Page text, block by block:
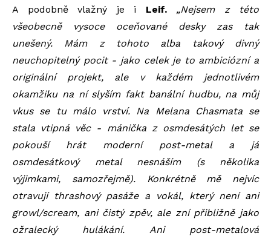
A podobně vlažný je i Leif. „Nejsem z této
všeobecně vysoce oceňované desky zas tak
unešený. Mám z tohoto alba takový divný
neuchopitelný pocit - jako celek je to ambiciózní a
originální projekt, ale v každém jednotlivém
okamžiku na ní slyším fakt banální hudbu, na můj
vkus se tu málo vrství. Na Melana Chasmata se
stala vtipná věc - mánička z osmdesátých let se
pokouší hrát moderní post-metal a já
osmdesátkový metal nesnáším (s několika
výjimkami, samozřejmě). Konkrétně mě nejvíc
otravují thrashový pasáže a vokál, který není ani
growl/scream, ani čistý zpěv, ale zní přibližně jako
ožralecký hulákání. Ani post-metalová